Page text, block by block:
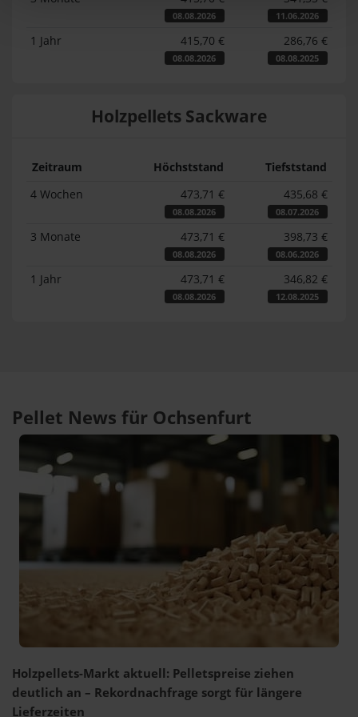
08.08.2026 11.06.2026
1 Jahr 415,70 €
08.08.2026
286,76 €
08.08.2025
Holzpellets Sackware
Zeitraum Höchststand
Tiefststand
4 Wochen
473,71 €
08.08.2026
435,68 €
08.07.2026
3 Monate 473,71 €
08.08.2026
398,73 €
08.06.2026
1 Jahr 473,71 €
08.08.2026
346,82 €
12.08.2025
Pellet News für Ochsenfurt
Holzpellets-Markt aktuell: Pelletspreise ziehen
deutlich an – Rekordnachfrage sorgt für längere
Lieferzeiten